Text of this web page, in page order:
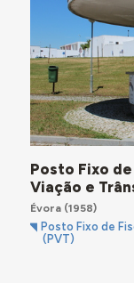
Posto Fixo
Viação e
Évora(1958)
Posto Fixo de
(PVT)